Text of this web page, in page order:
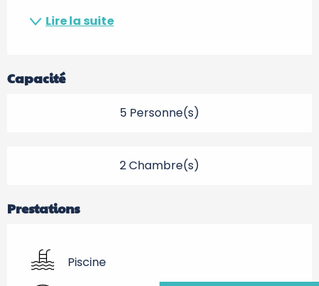
Lire la suite
Capacité
5 Personne(s)
2 Chambre(s)
Prestations
Piscine